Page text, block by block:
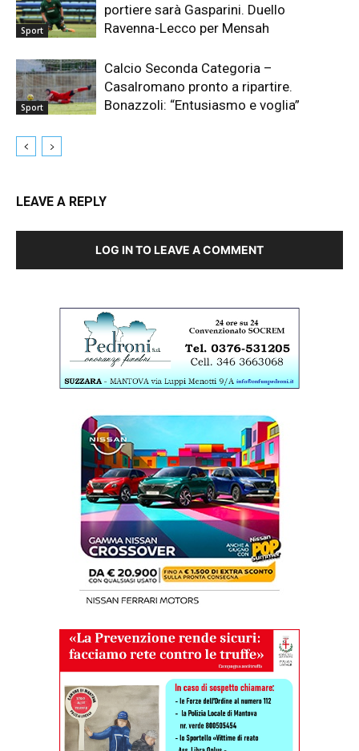
Sport
portiere sarà Gasparini. Duello
Ravenna-Lecco per Mensah
Sport
Calcio Seconda Categoria –
Casalromano pronto a ripartire.
Bonazzoli: “Entusiasmo e voglia”
LEAVE A REPLY
LOG IN TO LEAVE A COMMENT